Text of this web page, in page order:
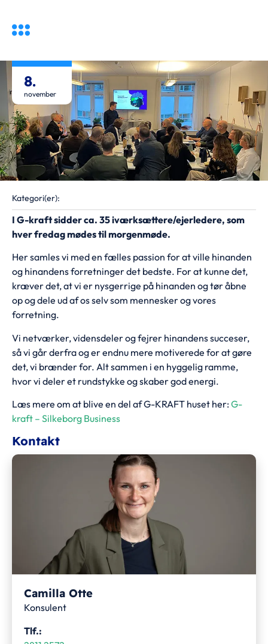
8.
november
Kategori(er):
I G-kraft sidder ca. 35 iværksættere/ejerledere, som
hver fredag mødes til morgenmøde.
Her samles vi med en fælles passion for at ville hinanden
og hinandens forretninger det bedste. For at kunne det,
kræver det, at vi er nysgerrige på hinanden og tør åbne
op og dele ud af os selv som mennesker og vores
forretning.
Vi netværker, vidensdeler og fejrer hinandens succeser,
så vi går derfra og er endnu mere motiverede for at gøre
det, vi brænder for. Alt sammen i en hyggelig ramme,
hvor vi deler et rundstykke og skaber god energi.
Læs mere om at blive en del af G-KRAFT huset her:G-
kraft – Silkeborg Business
Kontakt
Camilla Otte
Konsulent
Tlf.: